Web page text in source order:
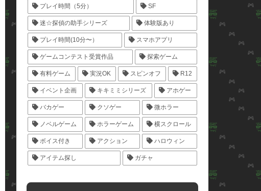
プレイ時間（5分） SF
迷☆探偵の助手シリーズ 体験版あり
プレイ時間(10分〜） スマホアプリ
ゲームコンテスト受賞作品 探索ゲーム
有料ゲーム 実況OK スピンオフ R12
イベント企画 キキミミシリーズ アホゲー
バカゲー クソゲー 微ホラー
ノベルゲーム ホラーゲーム 横スクロール
ボイス付き アクション ハロウィン
アイテム探し ガチャ